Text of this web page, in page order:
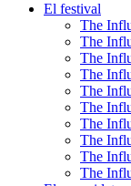
El festival
The
The
The
The
The
The
The
The
The
The